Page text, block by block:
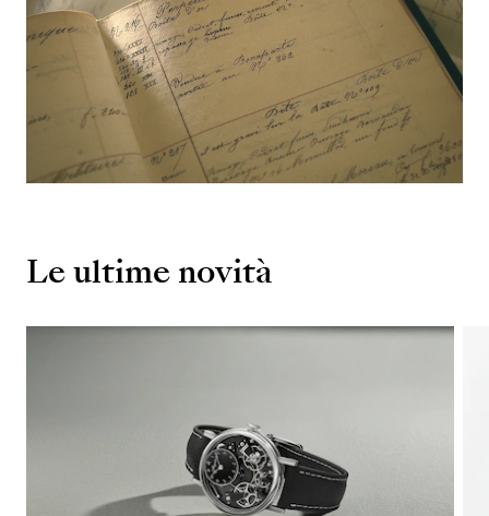
Le ultime novità